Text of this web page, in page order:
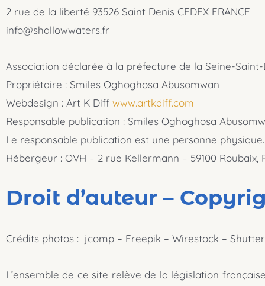
2 rue de la liberté 93526 Saint Denis CEDEX FRANCE
info@shallowwaters.fr
Association déclarée à la préfecture de la Seine-Saint-
Propriétaire : Smiles Oghoghosa Abusomwan
Webdesign : Art K Diff www.artkdiff.com
Responsable publication : Smiles Oghoghosa
Le responsable publication est une personne physique.
Hébergeur : OVH – 2 rue Kellermann – 59100 Roubaix,
Droit d’auteur –
Crédits photos : jcomp – Freepik – Wirestock –
L’ensemble de ce site relève de la législation